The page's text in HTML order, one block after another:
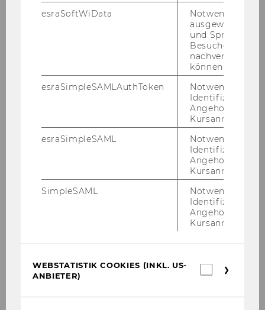
Defensio Heidenbauer 15.12.2010
KPMG-Workshop am 09.12.2010
SWI-Jahrestagung 2010
esraSoftWiData
Notwendig um
ausgewählte
und
Besuchers
nachverfolgen
können.
esraSimpleSAMLAuthToken
Notwendig zur
Identifizierung
Angehörige/r für
Kursanmeldung.
esraSimpleSAML
Notwendig zur
Identifizierung
Angehörige/r für
Kursanmeldung.
SimpleSAML
Notwendig zur
Identifizierung
Angehörige/r für
Kursanmeldung.
WEBSTATISTIK COOKIES (INKL. US-
ANBIETER)